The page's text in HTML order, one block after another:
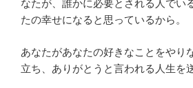
なたが、誰かに必要とされる人でい
たの幸せになると思っているから。
あなたがあなたの好きなことをやり
立ち、ありがとうと言われる人生を